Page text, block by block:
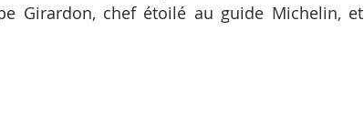
Girardon, chef étoilé au guide Michelin, et